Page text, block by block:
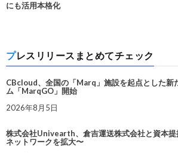
にも活用本格化
プレスリリースまとめてチェック
CBcloud、全国の「Marq」施設を起点とした新
ム「MarqGO」開始
2026年8月5日
株式会社Univearth、倉吉運送株式会社と資本提
ネットワークを拡大〜